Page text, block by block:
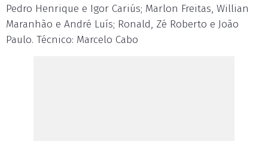
Pedro Henrique e Igor Cariús; Marlon Freitas, Willian
Maranhão e André Luís; Ronald, Zé Roberto e João
Paulo. Técnico: Marcelo Cabo